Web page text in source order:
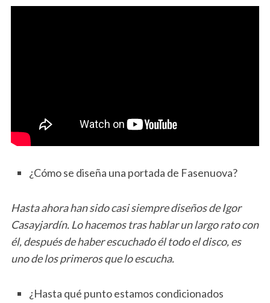
¿Cómo se diseña una portada de Fasenuova?
Hasta ahora han sido casi siempre diseños de Igor
Casayjardín. Lo hacemos tras hablar un largo rato con
él, después de haber escuchado él todo el disco, es
uno de los primeros que lo escucha.
¿Hasta qué punto estamos condicionados